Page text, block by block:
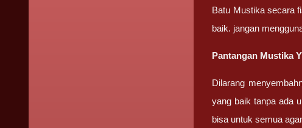
Batu Mustika secara
baik. jangan
Pantangan Mustika
Dilarang
yang baik tanpa ada
bisa untuk semua